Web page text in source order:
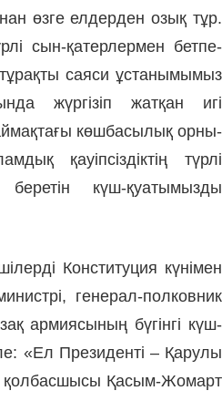
өзге ел­дерден озық тұр.
сын-қатерлермен бетпе-
саяси ұста­нымымыз
жүр­гізіп жатқан игі
аймақтағы көшбасылық орны­
қауіп­сіз­дік­тің түрлі
күш-қуатымызды
Конституция күнімен
генерал-полковник
армиясының бүгінгі күш-
«Ел Президенті – Қарулы
қолбасшысы Қасым-Жомарт